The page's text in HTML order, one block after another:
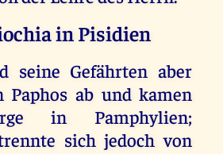
in Pisidien
seine Gefährten aber
Paphos ab und kamen
in Pamphylien;
sichjedochvon